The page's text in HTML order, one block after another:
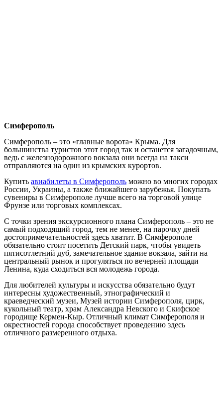
Симферополь
Симферополь – это «главные ворота» Крыма. Для
большинства туристов этот город так и останется загадочным,
ведь с железнодорожного вокзала они всегда на такси
отправляются на один из крымских курортов.
Купить авиабилеты в Симферополь можно во многих городах
России, Украины, а также ближайшего зарубежья. Покупать
сувениры в Симферополе лучше всего на торговой улице
Фрунзе или торговых комплексах.
С точки зрения экскурсионного плана Симферополь – это не
самый подходящий город, тем не менее, на парочку дней
достопримечательностей здесь хватит. В Симферополе
обязательно стоит посетить Детский парк, чтобы увидеть
пятисотлетний дуб, замечательное здание вокзала, зайти на
центральный рынок и прогуляться по вечерней площади
Ленина, куда сходиться вся молодежь города.
Для любителей культуры и искусства обязательно будут
интересны художественный, этнографический и
краеведческий музеи, Музей истории Симферополя, цирк,
кукольный театр, храм Александра Невского и Скифское
городище Кермен-Кыр. Отличный климат Симферополя и
окрестностей города способствует проведению здесь
отличного размеренного отдыха.